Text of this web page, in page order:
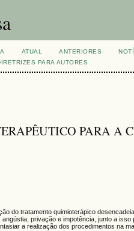
ATUAL ANTERIORES
PARA AUTORES
PARA A
do tratamento quimioterápico
privação e impotência, junto a
a realização dos procedimentos na